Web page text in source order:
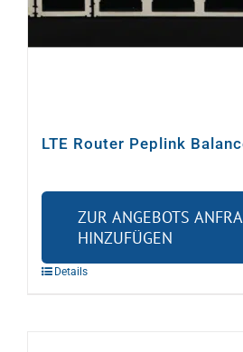
LTE Router Peplink
ZUR ANGEBOTS
HINZUFÜGEN
Details